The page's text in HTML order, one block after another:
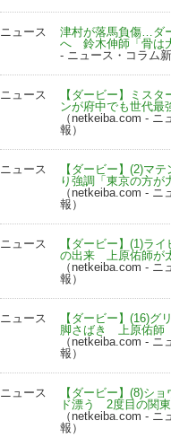
ニュース
津村が落馬負傷…ダ
へ 鈴木伸師「骨は
- ニュース・コラム新
ニュース
【ダービー】ミス
ンが府中でも世代最
（netkeiba.com -
報）
ニュース
【ダービー】(2)マ
り強調「東京の方が
（netkeiba.com -
報）
ニュース
【ダービー】(1)ラ
の出来 上原佑師が
（netkeiba.com -
報）
ニュース
【ダービー】(16)
脚さばき 上原佑師
（netkeiba.com -
報）
ニュース
【ダービー】(8)シ
ド漂う 2度目の関
（netkeiba.com -
報）